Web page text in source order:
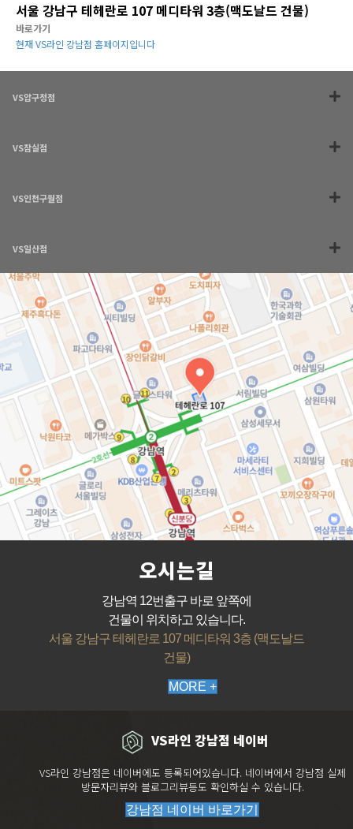
서울 강남구 테헤란로 107 메디타워 3층(맥도날드 건물)
바로가기
현재 VS라인 강남점 홈페이지입니다
VS압구정점
VS잠실점
VS인천구월점
VS일산점
오시는길
강남역 12번출구 바로 앞쪽에
건물이 위치하고 있습니다.
서울 강남구 테헤란로 107 메디타워 3층 (맥도날드
건물)
MORE +
VS라인 강남점 네이버
VS라인 강남점은 네이버에도 등록되어있습니다. 네이버에서 강남점 실제
방문자리뷰와 블로그리뷰등도 확인하실 수 있습니다.
강남점 네이버 바로가기